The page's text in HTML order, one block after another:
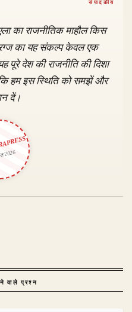
का राजनीतिक माहौल किस
का यह संकल्प केवल एक
पूरे देश की राजनीति की दिशा
कि हम इस स्थिति को समझें और
दें।
2026
वाले प्रश्न